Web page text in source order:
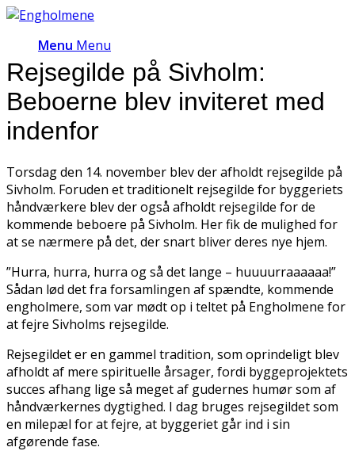
Menu Menu
Rejsegilde på Sivholm:
Beboerne blev inviteret med
indenfor
Torsdag den 14. november blev der afholdt rejsegilde på
Sivholm. Foruden et traditionelt rejsegilde for byggeriets
håndværkere blev der også afholdt rejsegilde for de
kommende beboere på Sivholm. Her fik de mulighed for
at se nærmere på det, der snart bliver deres nye hjem.
”Hurra, hurra, hurra og så det lange – huuuurraaaaaa!”
Sådan lød det fra forsamlingen af spændte, kommende
engholmere, som var mødt op i teltet på Engholmene for
at fejre Sivholms rejsegilde.
Rejsegildet er en gammel tradition, som oprindeligt blev
afholdt af mere spirituelle årsager, fordi byggeprojektets
succes afhang lige så meget af gudernes humør som af
håndværkernes dygtighed. I dag bruges rejsegildet som
en milepæl for at fejre, at byggeriet går ind i sin
afgørende fase.